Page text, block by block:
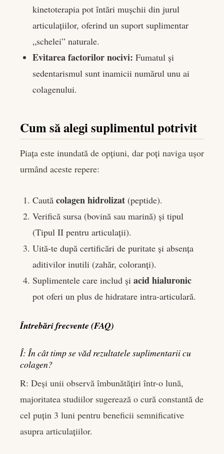
kinetoterapia pot întări mușchii din jurul
articulațiilor, oferind un suport suplimentar
„schelei” naturale.
Evitarea factorilor nocivi: Fumatul și
sedentarismul sunt inamicii numărul unu ai
colagenului.
Cum să alegi suplimentul potrivit
Piața este inundată de opțiuni, dar poți naviga ușor
urmând aceste repere:
Caută colagen hidrolizat (peptide).
Verifică sursa (bovină sau marină) și tipul
(Tipul II pentru articulații).
Uită-te după certificări de puritate și absența
aditivilor inutili (zahăr, coloranți).
Suplimentele care includ și acid hialuronic
pot oferi un plus de hidratare intra-articulară.
Întrebări frecvente (FAQ)
Î: În cât timp se văd rezultatele suplimentarii cu
colagen?
R: Deși unii observă îmbunătățiri într-o lună,
majoritatea studiilor sugerează o cură constantă de
cel puțin 3 luni pentru beneficii semnificative
asupra articulațiilor.